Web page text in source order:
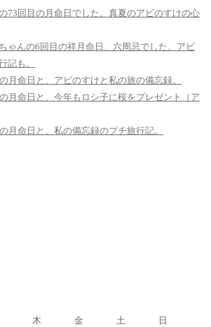
73回目の月命日でした。真夏のアビのすけの心
ゃんの6回目の祥月命日、六周忌でした。アビ
記も。
月命日と、アビのすけと私の旅の備忘録。
月命日と、今年もロシ子に桜をプレゼント（ア
月命日と、私の備忘録のプチ旅行記。
木 金 土
日